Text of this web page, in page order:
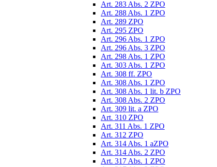
Art. 283 Abs. 2 ZPO
Art. 288 Abs. 1 ZPO
Art. 289 ZPO
Art. 295 ZPO
Art. 296 Abs. 1 ZPO
Art. 296 Abs. 3 ZPO
Art. 298 Abs. 1 ZPO
Art. 303 Abs. 1 ZPO
Art. 308 ff. ZPO
Art. 308 Abs. 1 ZPO
Art. 308 Abs. 1 lit. b ZPO
Art. 308 Abs. 2 ZPO
Art. 309 lit. a ZPO
Art. 310 ZPO
Art. 311 Abs. 1 ZPO
Art. 312 ZPO
Art. 314 Abs. 1 aZPO
Art. 314 Abs. 2 ZPO
Art. 317 Abs. 1 ZPO